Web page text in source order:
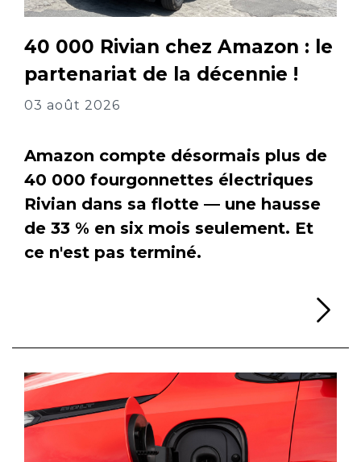
40 000 Rivian chez Amazon : le
partenariat de la décennie !
03 août 2026
Amazon compte désormais plus de
40 000 fourgonnettes électriques
Rivian dans sa flotte — une hausse
de 33 % en six mois seulement. Et
ce n'est pas terminé.